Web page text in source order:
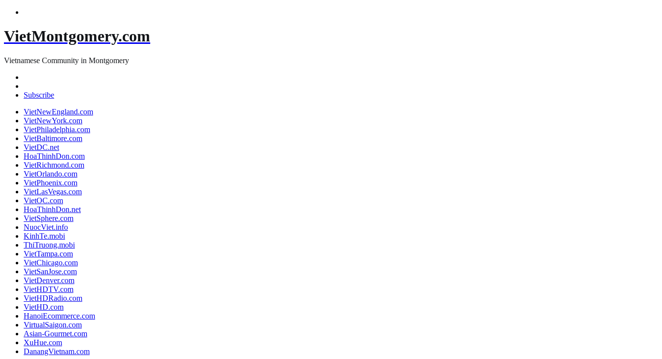
VietMontgomery.com
Vietnamese Community in Montgomery
Subscribe
VietNewEngland.com
VietNewYork.com
VietPhiladelphia.com
VietBaltimore.com
VietDC.net
HoaThinhDon.com
VietRichmond.com
VietOrlando.com
VietPhoenix.com
VietLasVegas.com
VietOC.com
HoaThinhDon.net
VietSphere.com
NuocViet.info
KinhTe.mobi
ThiTruong.mobi
VietTampa.com
VietChicago.com
VietSanJose.com
VietDenver.com
VietHDTV.com
VietHDRadio.com
VietHD.com
HanoiEcommerce.com
VirtualSaigon.com
Asian-Gourmet.com
XuHue.com
DanangVietnam.com